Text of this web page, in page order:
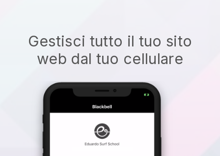
Gestisci tutto il tuo sito
web dal tuo cellulare